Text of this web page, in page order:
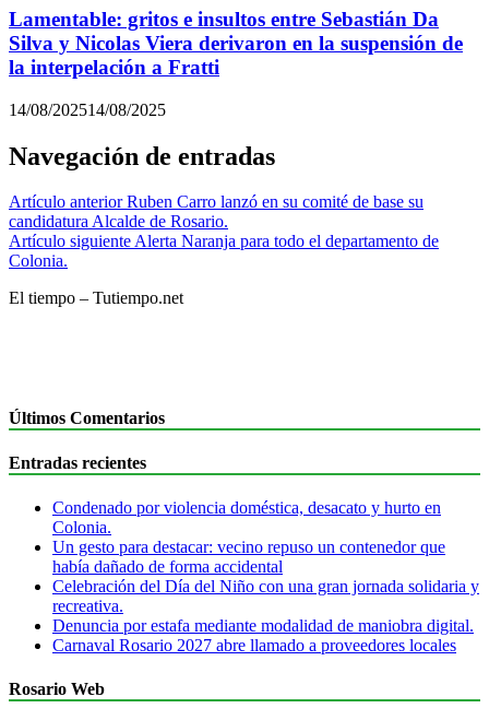
Lamentable: gritos e insultos entre Sebastián Da
Silva y Nicolas Viera derivaron en la suspensión de
la interpelación a Fratti
14/08/202514/08/2025
Navegación de entradas
Artículo anterior Ruben Carro lanzó en su comité de base su
candidatura Alcalde de Rosario.
Artículo siguienteAlerta Naranja para todo el departamento de
Colonia.
El tiempo – Tutiempo.net
Últimos Comentarios
Entradas recientes
Condenado por violencia doméstica, desacato y hurto en
Colonia.
Un gesto para destacar: vecino repuso un contenedor que
había dañado de forma accidental
Celebración del Día del Niño con una gran jornada solidaria y
recreativa.
Denuncia por estafa mediante modalidad de maniobra digital.
Carnaval Rosario 2027 abre llamado a proveedores locales
Rosario Web